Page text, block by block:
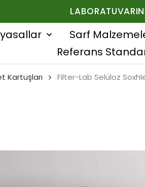
Sarf
Referans
Kartuşları Filter-Lab Selüloz